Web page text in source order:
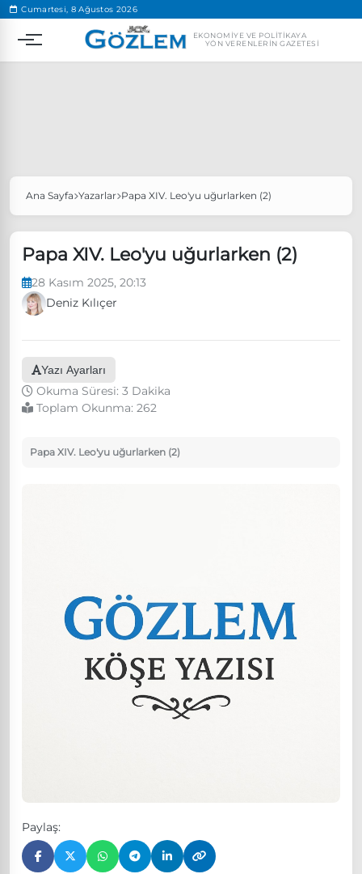
Cumartesi, 8 Ağustos 2026
EKONOMIYE VE POLITIKAYA
YÖN VERENLERIN GAZETESI
Popüler Aramalar
Özgür Özel, Ekrem İmamoğlu’nu ziyaret edecek
Ünlü çift bir etkinliğe daha katılmama kararı aldı
Ana Sayfa Yazarlar Papa XIV. Leo'yu uğurlarken (2)
Papa XIV. Leo'yu uğurlarken (2)
28 Kasım 2025, 20:13
Deniz Kılıçer
Yazı Ayarları
Okuma Süresi: 3 Dakika
Toplam Okunma: 262
Papa XIV. Leo'yu uğurlarken (2)
Paylaş: